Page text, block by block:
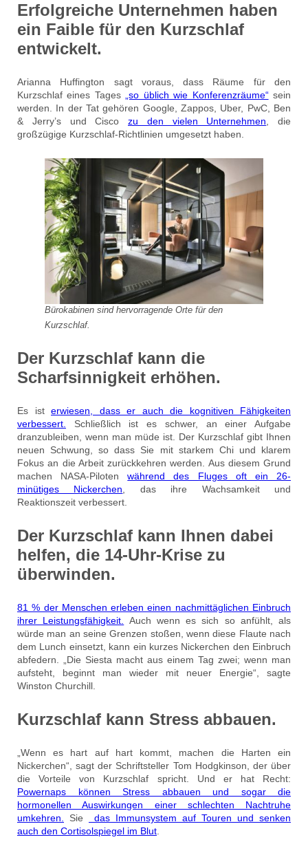
Erfolgreiche Unternehmen haben
ein Faible für den Kurzschlaf
entwickelt.
Arianna Huffington sagt voraus, dass Räume für den
Kurzschlaf eines Tages„so üblich wie Konferenzräume“sein
werden. In der Tat gehören Google, Zappos, Uber, PwC, Ben
& Jerry’s und Cisco zu den vielen Unternehmen, die
großzügige Kurzschlaf-Richtlinien umgesetzt haben.
Bürokabinen sind hervorragende Orte für den
Kurzschlaf.
Der Kurzschlaf kann die
Scharfsinnigkeit erhöhen.
Es ist erwiesen, dass er auch die kognitiven Fähigkeiten
verbessert.
Schließlich ist es schwer, an einer Aufgabe
dranzubleiben, wenn man müde ist. Der Kurzschlaf gibt Ihnen
neuen Schwung, so dass Sie mit starkem Chi und klarem
Fokus an die Arbeit zurückkehren werden. Aus diesem Grund
machen NASA-Pilotenwährend des Fluges oft ein 26-
minütiges Nickerchen , das ihre Wachsamkeit und
Reaktionszeit verbessert.
Der Kurzschlaf kann Ihnen dabei
helfen, die 14-Uhr-Krise zu
überwinden.
81 % der Menschen erleben einen nachmittäglichen Einbruch
ihrer Leistungsfähigkeit.
Auch wenn es sich so anfühlt, als
würde man an seine Grenzen stoßen, wenn diese Flaute nach
dem Lunch einsetzt, kann ein kurzes Nickerchen den Einbruch
abfedern. „Die Siesta macht aus einem Tag zwei; wenn man
aufsteht, beginnt man wieder mit neuer Energie“, sagte
Winston Churchill.
Kurzschlaf kann Stress abbauen.
„Wenn es hart auf hart kommt, machen die Harten ein
Nickerchen“, sagt der Schriftsteller Tom Hodgkinson, der über
die Vorteile von Kurzschlaf spricht. Und er hat Recht:
Powernaps können Stress abbauen und sogar die
hormonellen Auswirkungen einer schlechten Nachtruhe
umkehren.
Sie
das Immunsystem auf Touren und senken
auch den Cortisolspiegel im Blut